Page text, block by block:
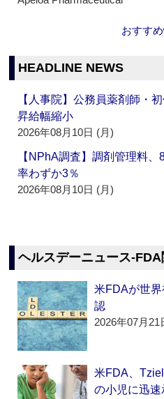
おすす
HEADLINE NEWS
【人事院】公務員薬剤師・
昇給幅縮小
2026年08月10日 (月)
【NPhA調査】調剤管理料
率わずか3％
2026年08月10日 (月)
ヘルスデーニュース‐FDA
米FDAが世
認
2026年07月21
米FDA、
の小児に迅速